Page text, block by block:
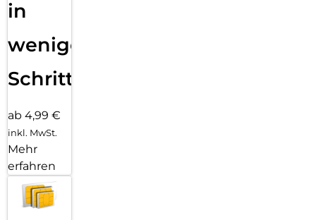
in
wenigen
Schritten
ab 4,99 €
inkl. MwSt.
Mehr
erfahren